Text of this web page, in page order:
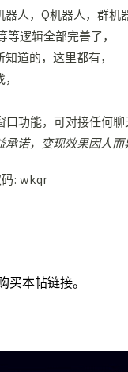
人，Q机器人，群机
逻辑全部完善了，
道的，这里都有，
口功能，可对接任何
诺，变现效果因人
: wkqr
本帖链接。